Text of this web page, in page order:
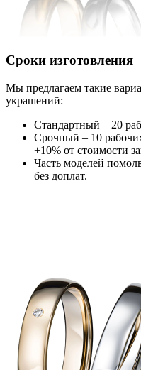
Сроки изготовления
Мы предлагаем такие
украшений:
Стандартный – 20
Срочный – 10
+10% от стоимости
Часть моделей
без доплат.